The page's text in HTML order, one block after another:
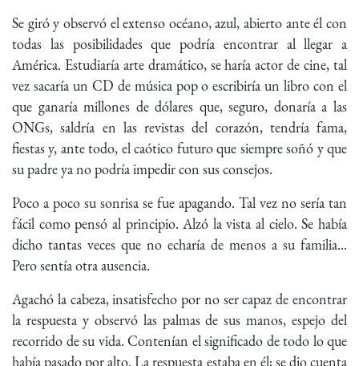
Se giró y observó el extenso océano, azul, abierto ante él con
todas las posibilidades que podría encontrar al llegar a
América. Estudiaría arte dramático, se haría actor de cine, tal
vez sacaría un CD de música pop o escribiría un libro con el
que ganaría millones de dólares que, seguro, donaría a las
ONGs, saldría en las revistas del corazón, tendría fama,
fiestas y, ante todo, el caótico futuro que siempre soñó y que
su padre ya no podría impedir con sus consejos.
Poco a poco su sonrisa se fue apagando. Tal vez no sería tan
fácil como pensó al principio. Alzó la vista al cielo. Se había
dicho tantas veces que no echaría de menos a su familia...
Pero sentía otra ausencia.
Agachó la cabeza, insatisfecho por no ser capaz de encontrar
la respuesta y observó las palmas de sus manos, espejo del
recorrido de su vida. Contenían el significado de todo lo que
había pasado por alto. La respuesta estaba en él; se dio cuenta